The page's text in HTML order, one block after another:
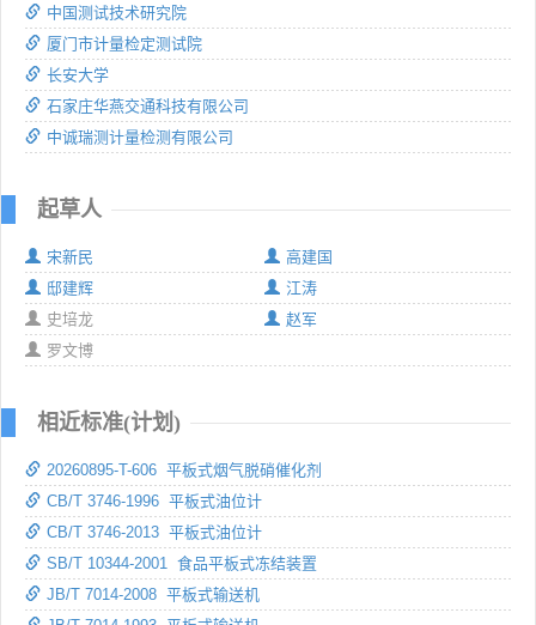
中国测试技术研究院
厦门市计量检定测试院
长安大学
石家庄华燕交通科技有限公司
中诚瑞测计量检测有限公司
起草人
宋新民
高建国
邸建辉
江涛
史培龙
赵军
罗文博
相近标准(计划)
20260895-T-606 平板式烟气脱硝催化剂
CB/T 3746-1996 平板式油位计
CB/T 3746-2013 平板式油位计
SB/T 10344-2001 食品平板式冻结装置
JB/T 7014-2008 平板式输送机